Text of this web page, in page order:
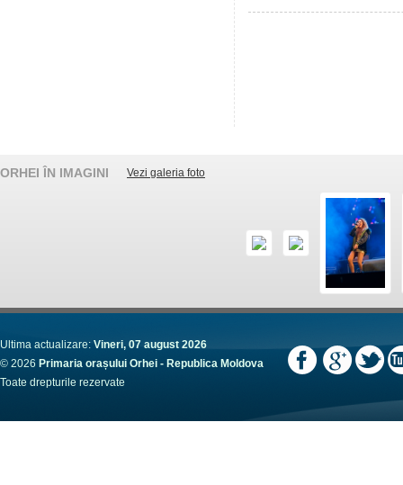
ORHEI ÎN IMAGINI Vezi galeria foto
Ultima actualizare: Vineri, 07 august 2026
© 2026 Primaria orașului Orhei - Republica Moldova
Toate drepturile rezervate